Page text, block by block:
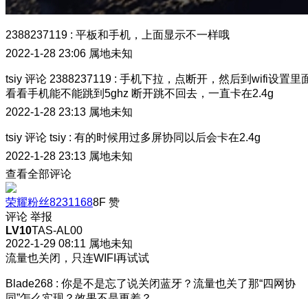
2388237119 : 平板和手机，上面显示不一样哦
2022-1-28 23:06 属地未知
tsiy 评论 2388237119 : 手机下拉，点断开，然后到wifi设置里
看看手机能不能跳到5ghz 断开跳不回去，一直卡在2.4g
2022-1-28 23:13 属地未知
tsiy 评论 tsiy : 有的时候用过多屏协同以后会卡在2.4g
2022-1-28 23:13 属地未知
查看全部评论
荣耀粉丝82311688F 赞
评论 举报
LV10TAS-AL00
2022-1-29 08:11 属地未知
流量也关闭，只连WIFI再试试
Blade268 : 你是不是忘了说关闭蓝牙？流量也关了那“四网协